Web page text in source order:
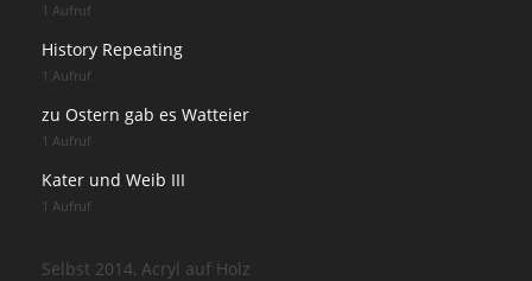
1 Aufruf
History Repeating
1 Aufruf
zu Ostern gab es Watteier
1 Aufruf
Kater und Weib III
1 Aufruf
Selbst 2014, Acryl auf Holz